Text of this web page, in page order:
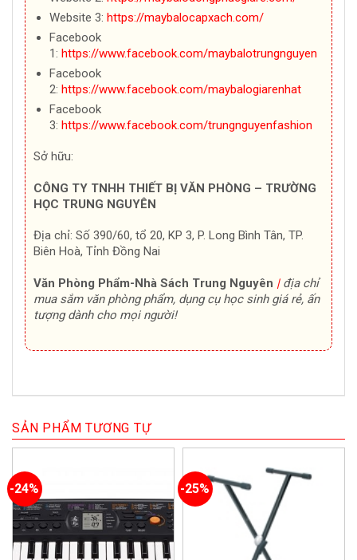
Website 3: https://maybalocapxach.com/
Facebook
1: https://www.facebook.com/maybalotrungnguyen
Facebook
2: https://www.facebook.com/maybalogiarenhat
Facebook
3: https://www.facebook.com/trungnguyenfashion
Sở hữu:
CÔNG TY TNHH THIẾT BỊ VĂN PHÒNG – TRƯỜNG
HỌC TRUNG NGUYÊN
Địa chỉ: Số 390/60, tổ 20, KP 3, P. Long Bình Tân, TP.
Biên Hoà, Tỉnh Đồng Nai
Văn Phòng Phẩm-Nhà Sách Trung Nguyên | địa chỉ
mua sắm văn phòng phẩm, dụng cụ học sinh giá rẻ, ấn
tượng dành cho mọi người!
SẢN PHẨM TƯƠNG TỰ
-24% -25%